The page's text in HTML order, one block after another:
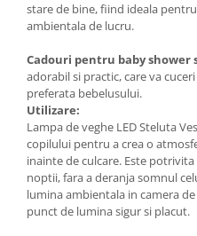
stare de bine, fiind ideala
ambientala de lucru.
Cadouri pentru baby shower
adorabil si practic, care va
preferata bebelusului.
Utilizare:
Lampa de veghe LED Steluta
copilului pentru a crea o
inainte de culcare. Este
noptii, fara a deranja somnul
lumina ambientala in camera
punct de lumina sigur si placut.